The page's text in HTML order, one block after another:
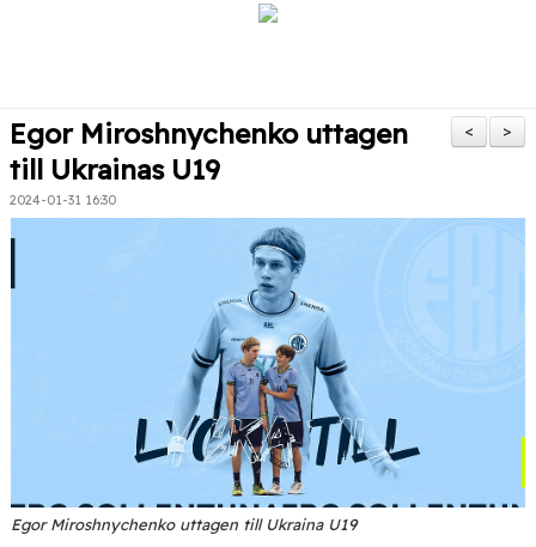
OM FÖRENINGEN
>
<
Egor Miroshnychenko uttagen
till Ukrainas U19
2024-01-31 16:30
Egor Miroshnychenko uttagen till Ukraina U19